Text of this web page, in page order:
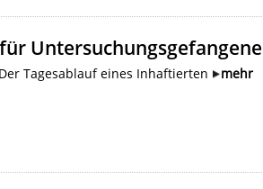
Untersuchungsgefangene
Der Tagesablauf eines Inhaftierten mehr